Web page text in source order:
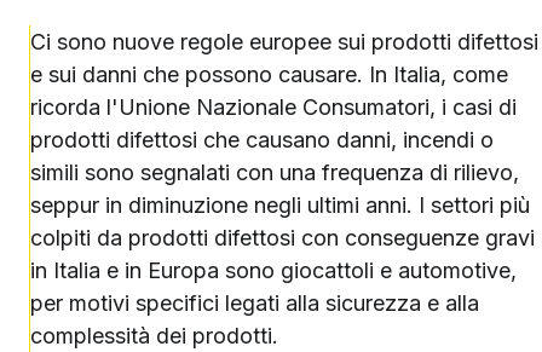
Ci sono nuove regole europee sui prodotti difettosi
e sui danni che possono causare. In Italia, come
ricorda l'Unione Nazionale Consumatori, i casi di
prodotti difettosi che causano danni, incendi o
simili sono segnalati con una frequenza di rilievo,
seppur in diminuzione negli ultimi anni. I settori più
colpiti da prodotti difettosi con conseguenze gravi
in Italia e in Europa sono giocattoli e automotive,
per motivi specifici legati alla sicurezza e alla
complessità dei prodotti.